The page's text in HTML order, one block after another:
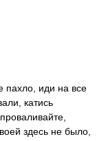
пахло, иди на все
катись
здесь не было,